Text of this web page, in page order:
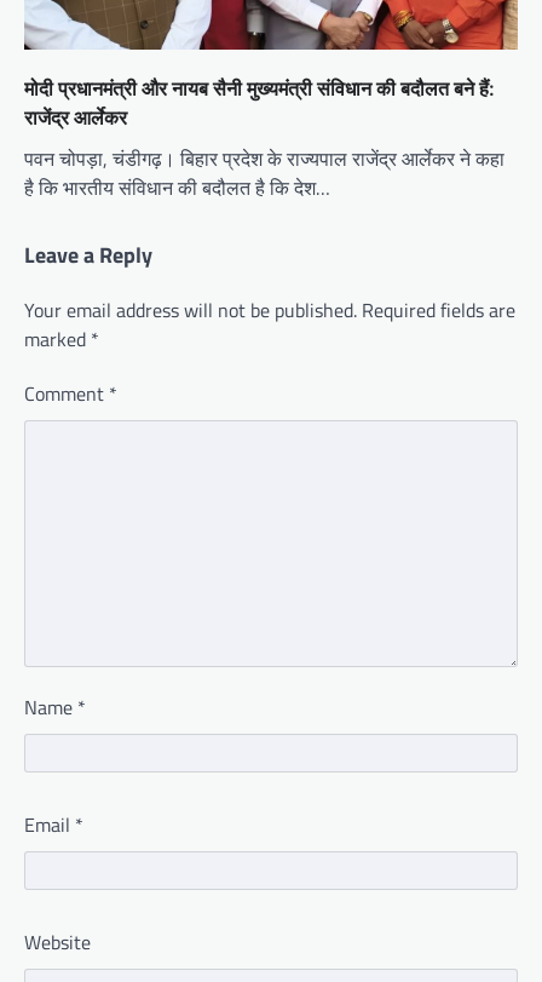
मोदी प्रधानमंत्री और नायब सैनी मुख्यमंत्री संविधान की बदौलत बने हैं:
राजेंद्र आर्लेकर
पवन चोपड़ा, चंडीगढ़। बिहार प्रदेश के राज्यपाल राजेंद्र आर्लेकर ने कहा
है कि भारतीय संविधान की बदौलत है कि देश…
Leave a Reply
Your email address will not be published. Required fields are
marked *
Comment *
Name *
Email *
Website